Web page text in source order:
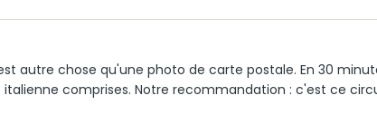
autre chose qu'une photo de carte postale. En 30
comprises. Notre recommandation : c'est ce